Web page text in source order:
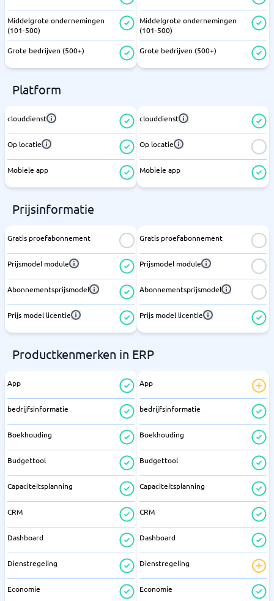
Middelgrote ondernemingen
(101-500)
Grote bedrijven (500+)
Middelgrote ondernemingen
(101-500)
Grote bedrijven (500+)
Platform
clouddienst
Op locatie
Mobiele app
clouddienst
Op locatie
Mobiele app
Prijsinformatie
Gratis proefabonnement
Prijsmodel module
Abonnementsprijsmodel
Prijs model licentie
Gratis proefabonnement
Prijsmodel module
Abonnementsprijsmodel
Prijs model licentie
Productkenmerken in ERP
App
bedrijfsinformatie
Boekhouding
Budgettool
Capaciteitsplanning
CRM
Dashboard
Dienstregeling
Economie
App
bedrijfsinformatie
Boekhouding
Budgettool
Capaciteitsplanning
CRM
Dashboard
Dienstregeling
Economie